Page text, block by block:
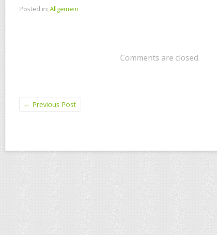
Posted in: Allgemein
Comments are closed.
← Previous Post